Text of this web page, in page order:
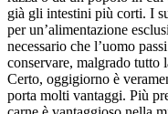
già gli intestini più corti. I
per un’alimentazione
necessario che l’uomo
conservare, malgrado tutto
Certo, oggigiorno è
porta molti vantaggi. Più